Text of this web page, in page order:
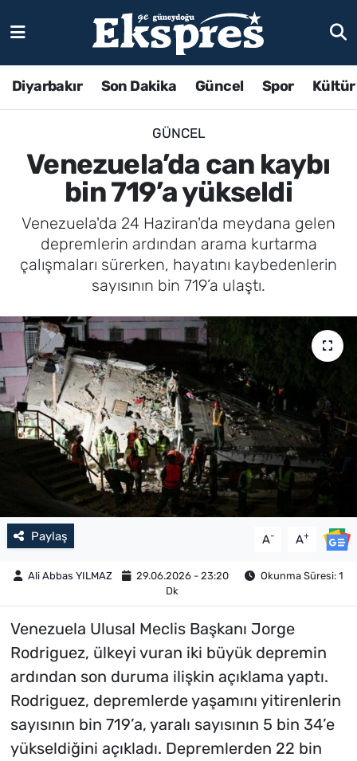
Diyarbakır Son Dakika Güncel Spor
GÜNCEL
Venezuela’da can kaybı
bin 719’a yükseldi
Venezuela'da 24 Haziran'da meydana gelen
depremlerin ardından arama kurtarma
çalışmaları sürerken, hayatını kaybedenlerin
sayısının bin 719’a ulaştı.
Paylaş A- A+
Ali Abbas YILMAZ 29.06.2026 - 23:20
Okunma Süresi: 1
Dk
Venezuela Ulusal Meclis Başkanı Jorge
Rodriguez, ülkeyi vuran iki büyük depremin
ardından son duruma ilişkin açıklama yaptı.
Rodriguez, depremlerde yaşamını yitirenlerin
sayısının bin 719’a, yaralı sayısının 5 bin 34’e
yükseldiğini açıkladı. Depremlerden 22 bin